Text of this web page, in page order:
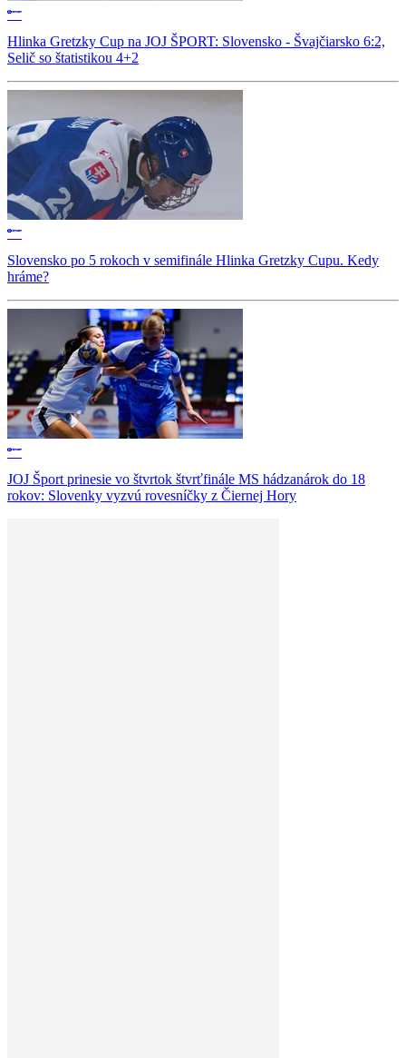
Hlinka Gretzky Cup na JOJ ŠPORT: Slovensko - Švajčiarsko 6:2,
Selič so štatistikou 4+2
Slovensko po 5 rokoch v semifinále Hlinka Gretzky Cupu. Kedy
hráme?
JOJ Šport prinesie vo štvrtok štvrťfinále MS hádzanárok do 18
rokov: Slovenky vyzvú rovesníčky z Čiernej Hory